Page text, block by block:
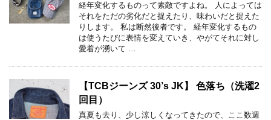
経年変化するものって素敵ですよね。 人によっては
それをただの劣化だと捉えたり、味わいだと捉えた
りします。 私は断然後者です。 経年変化するもの
は使うたびに表情を変えていき、やがてそれに対し
愛着が湧いて …
【TCBジーンズ 30’s JK】 色落ち（洗濯2
回目）
真夏も去り、少し涼しくなってきたので、ここ数週